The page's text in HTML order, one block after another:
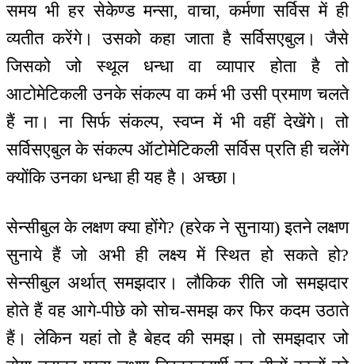
समय भी हर सेकेण्ड मन्सा, वाचा, कर्मणा सर्विस में ही
व्यतीत करेंगे। उसको कहा जाता है सर्विसएबुल। जैसे
जिसको जो स्थूल धन्धा वा व्यापार होता है तो
आटोमेटिकली उनके संकल्प वा कर्म भी उसी प्रमाण चलते
हैं ना। ना सिर्फ संकल्प, स्वप्न में भी वहीं देखेंगे। तो
सर्विसएबुल के संकल्प ऑटोमेटिकली सर्विस प्रति ही चलेंगे
क्योंकि उनका धन्धा ही यह है। अच्छा।
सेन्सीबुल के लक्षण क्या होंगे? (हरेक ने सुनाया) इतने लक्षण
सुनाये हैं जो अभी ही लक्ष्य में स्थित हो सकते हो?
सेन्सीबुल अर्थात् समझदार। लौकिक रीति जो समझदार
होते हैं वह आगे-पीछे को सोच-समझ कर फिर कदम उठाते
हैं। लेकिन यहां तो है बेहद की समझ। तो समझदार जो